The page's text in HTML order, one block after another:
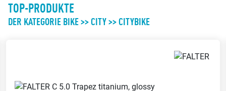
TOP-PRODUKTE
DER KATEGORIE BIKE >> CITY >> CITYBIKE